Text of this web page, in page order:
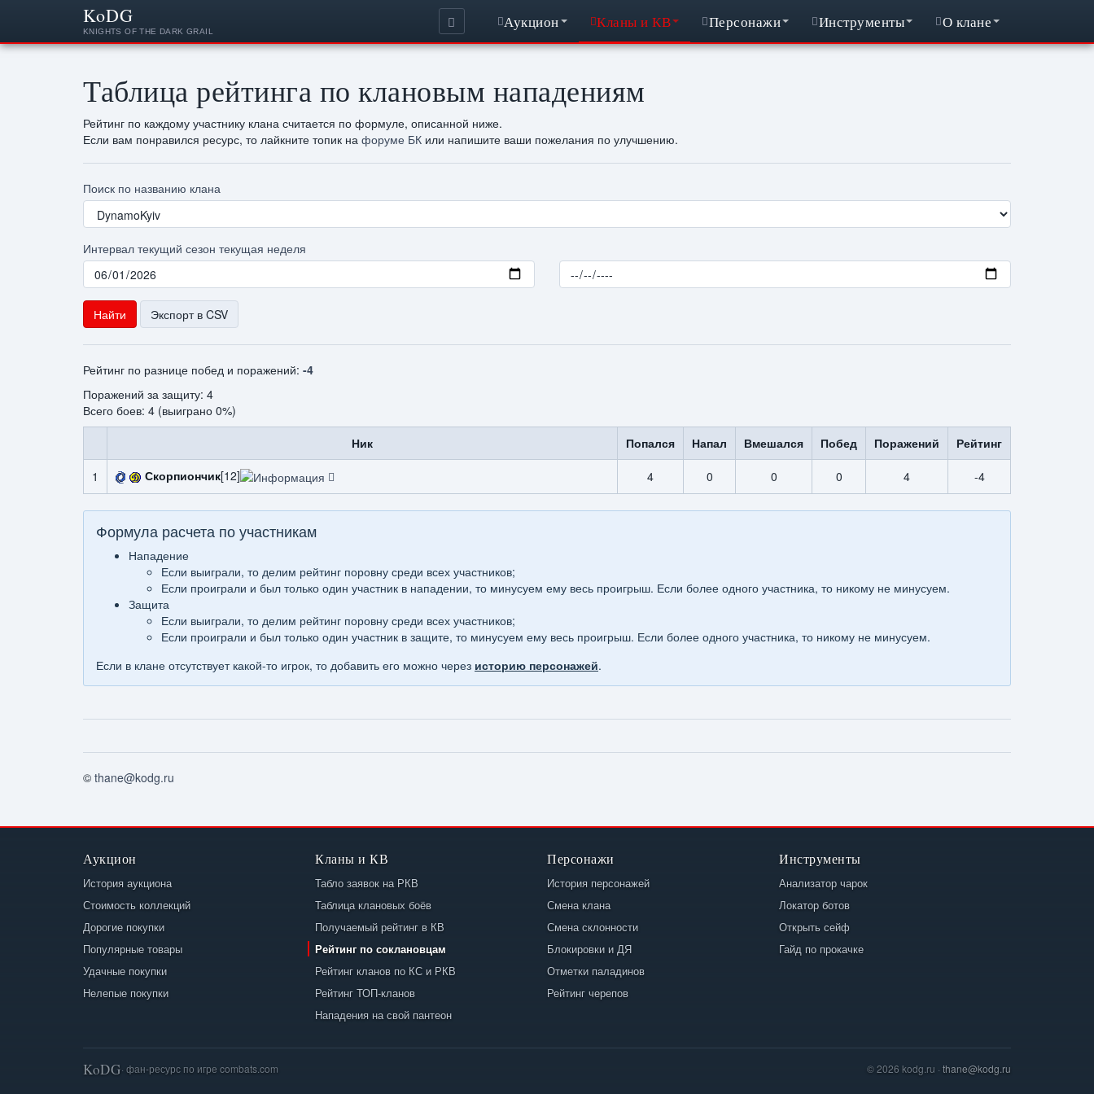
Таблица рейтинга по клановым нападениям
Рейтинг по каждому участнику клана считается по формуле, описанной ниже.
Если вам понравился ресурс, то лайкните топик на форуме БК или напишите ваши пожелания по улучшению.
Поиск по названию клана
Интервал текущий сезон текущая неделя
Найти Экспорт в CSV
Рейтинг по разнице побед и поражений: -4
Поражений за защиту: 4
Всего боев: 4 (выиграно 0%)
Ник
Попался Напал Вмешался Побед Поражений Рейтинг
1 Скорпиончик[12] 4 0 0 0 4 -4
Формула расчета по участникам
Нападение
Если выиграли, то делим рейтинг поровну среди всех участников;
Если проиграли и был только один участник в нападении, то минусуем ему весь проигрыш. Если более одного участника, то никому не минусуем.
Защита
Если выиграли, то делим рейтинг поровну среди всех участников;
Если проиграли и был только один участник в защите, то минусуем ему весь проигрыш. Если более одного участника, то никому не минусуем.
Если в клане отсутствует какой-то игрок, то добавить его можно через историю персонажей.
KoDG
KNIGHTS OF THE DARK GRAIL
Аукцион Кланы и КВ Персонажи Инструменты О клане
© thane@kodg.ru
Аукцион
История аукциона
Стоимость коллекций
Дорогие покупки
Популярные товары
Удачные покупки
Нелепые покупки
Кланы и КВ
Табло заявок на РКВ
Таблица клановых боёв
Получаемый рейтинг в КВ
Рейтинг по соклановцам
Рейтинг кланов по КС и РКВ
Рейтинг ТОП-кланов
Нападения на свой пантеон
Персонажи
История персонажей
Смена клана
Смена склонности
Блокировки и ДЯ
Отметки паладинов
Рейтинг черепов
Инструменты
Анализатор чарок
Локатор ботов
Открыть сейф
Гайд по прокачке
KoDG· фан-ресурс по игре combats.com © 2026 kodg.ru · thane@kodg.ru